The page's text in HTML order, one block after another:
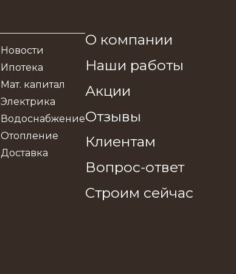
Новости
Ипотека
Мат. капитал
Электрика
Водоснабжение
Отопление
Доставка
О компании
Наши работы
Акции
Отзывы
Клиентам
Вопрос-ответ
Строим сейчас